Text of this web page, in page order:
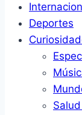
Deportes